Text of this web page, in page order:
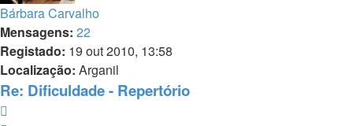
Bárbara Carvalho
Mensagens: 22
Registado: 19 out 2010, 13:58
Localização: Arganil
Re: Dificuldade - Repertório